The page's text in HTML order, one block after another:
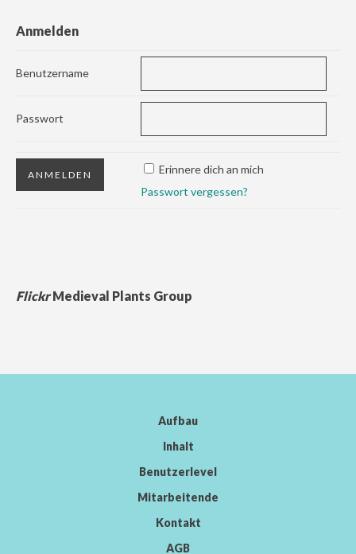
Anmelden
Benutzername
Passwort
Erinnere dich an mich
Passwort vergessen?
FlickrMedieval Plants Group
Aufbau
Inhalt
Benutzerlevel
Mitarbeitende
Kontakt
AGB